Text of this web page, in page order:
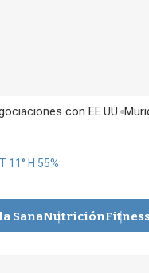
con EE.UU.
11° H 55%
SanaNutriciónFitness